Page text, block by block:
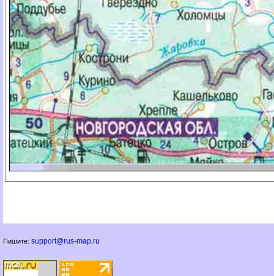
Пишите: support@rus-map.ru